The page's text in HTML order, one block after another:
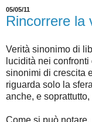
05/05/11
Rincorrere la
Verità sinonimo di
lucidità nei
sinonimi di crescita
riguarda solo la
anche, e
Come si può